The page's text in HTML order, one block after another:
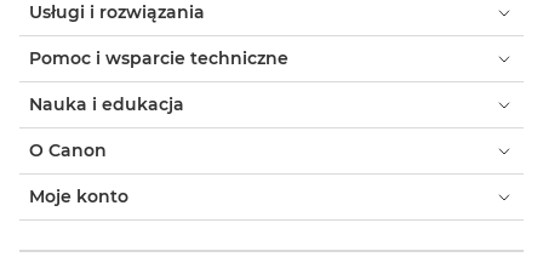
Usługi i rozwiązania
Pomoc i wsparcie techniczne
Nauka i edukacja
O Canon
Moje konto